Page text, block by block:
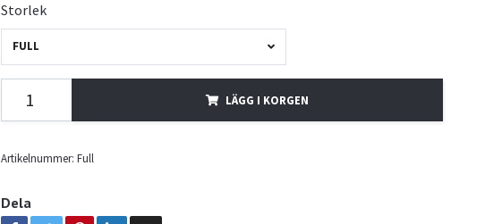
Storlek
FULL
LÄGG I KORGEN
Artikelnummer: Full
Dela